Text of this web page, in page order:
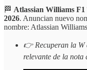
🏁 Atlassian Williams
2026. Anuncian nuevo
nombre: Atlassian
👉 Recuperan la W
relevante de la nota